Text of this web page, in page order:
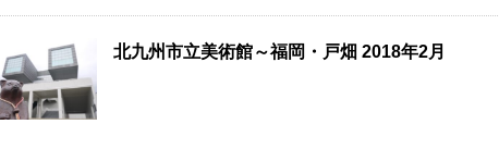
北九州市立美術館～福岡・戸畑 2018年2月